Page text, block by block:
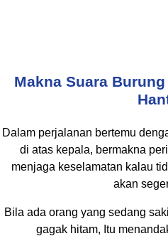
Makna Suara
Dalam perjalanan bertemu
di atas kepala, bermakna
menjaga keselamatan kalau
akan
Bila ada orang yang sedang
gagak hitam, Itu